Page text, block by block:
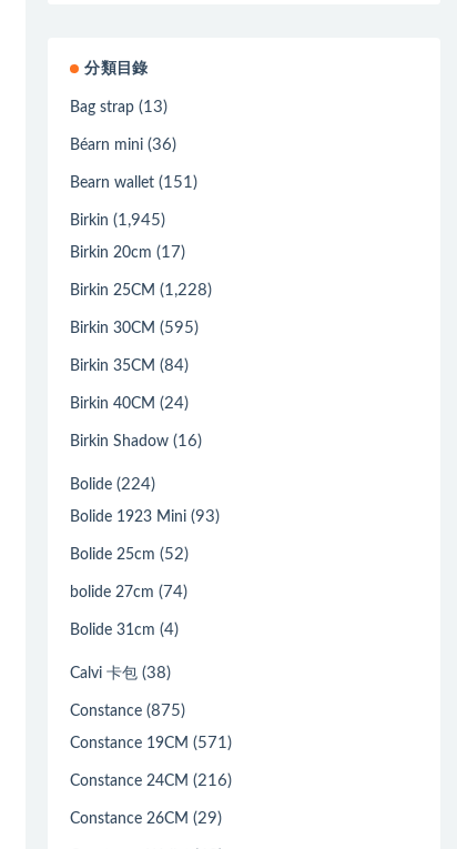
分類目錄
Bag strap (13)
Béarn mini (36)
Bearn wallet (151)
Birkin (1,945)
Birkin 20cm (17)
Birkin 25CM (1,228)
Birkin 30CM (595)
Birkin 35CM (84)
Birkin 40CM (24)
Birkin Shadow (16)
Bolide (224)
Bolide 1923 Mini (93)
Bolide 25cm (52)
bolide 27cm (74)
Bolide 31cm (4)
Calvi 卡包 (38)
Constance (875)
Constance 19CM (571)
Constance 24CM (216)
Constance 26CM (29)